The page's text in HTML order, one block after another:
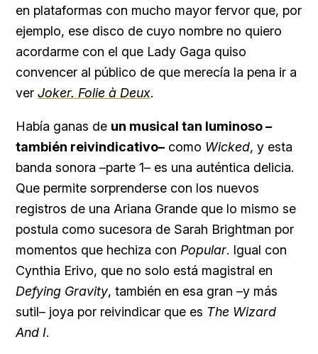
en plataformas con mucho mayor fervor que, por
ejemplo, ese disco de cuyo nombre no quiero
acordarme con el que Lady Gaga quiso
convencer al público de que merecía la pena ir a
ver Joker. Folie à Deux.
Había ganas de un musical tan luminoso –
también reivindicativo– como Wicked, y esta
banda sonora –parte 1– es una auténtica delicia.
Que permite sorprenderse con los nuevos
registros de una Ariana Grande que lo mismo se
postula como sucesora de Sarah Brightman por
momentos que hechiza con Popular. Igual con
Cynthia Erivo, que no solo está magistral en
Defying Gravity, también en esa gran –y más
sutil– joya por reivindicar que es The Wizard
And I.